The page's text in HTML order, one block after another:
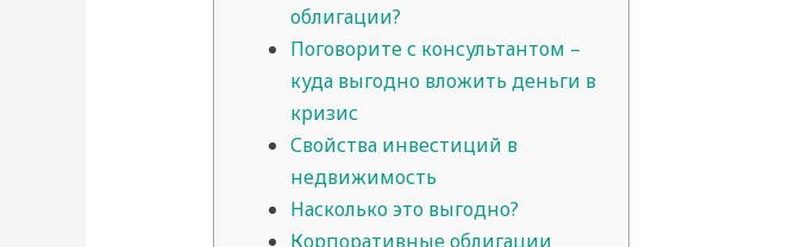
облигации?
Поговорите с консультантом –
куда выгодно вложить деньги в
кризис
Свойства инвестиций в
недвижимость
Насколько это выгодно?
Корпоративные облигации